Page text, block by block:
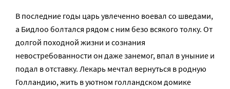
В последние годы царь увлеченно воевал со шведами,
а Бидлоо болтался рядом с ним безо всякого толку. От
долгой походной жизни и сознания
невостребованности он даже занемог, впал в уныние и
подал в отставку. Лекарь мечтал вернуться в родную
Голландию, жить в уютном голландском домике